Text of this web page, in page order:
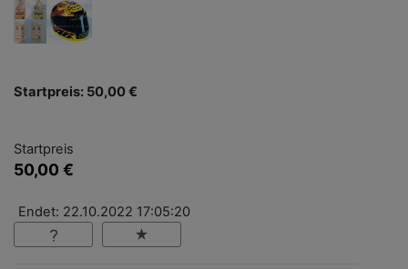
Startpreis: 50,00 €
Startpreis
50,00 €
Endet: 22.10.2022 17:05:20